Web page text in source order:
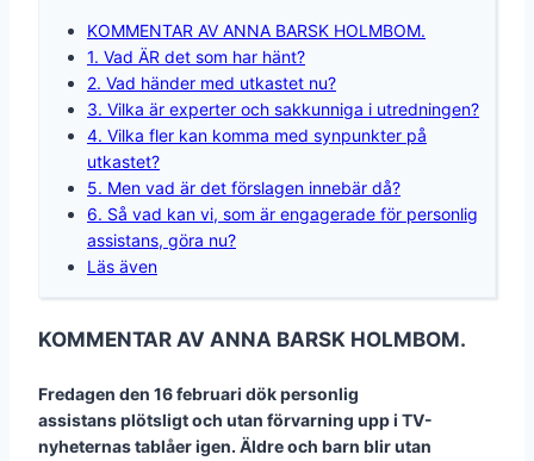
KOMMENTAR AV ANNA BARSK HOLMBOM.
1. Vad ÄR det som har hänt?
2. Vad händer med utkastet nu?
3. Vilka är experter och sakkunniga i utredningen?
4. Vilka fler kan komma med synpunkter på
utkastet?
5. Men vad är det förslagen innebär då?
6. Så vad kan vi, som är engagerade för personlig
assistans, göra nu?
Läs även
KOMMENTAR AV ANNA BARSK HOLMBOM.
Fredagen den 16 februari dök personlig
assistans plötsligt och utan förvarning upp i TV-
nyheternas tablåer igen. Äldre och barn blir utan